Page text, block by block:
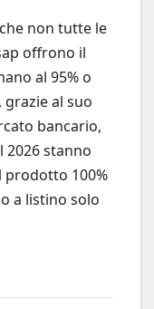
non tutte le
offrono il
al 95% o
, grazie al suo
bancario,
2026 stanno
100%
a listino solo